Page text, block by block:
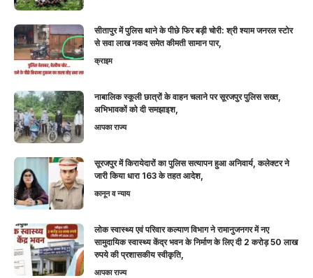
सीतापुर में पुलिस थाने के पीछे फिर बड़ी चोरी: श्री श्याम जनरल स्टोर
से सवा लाख नकद समेत कीमती सामान पार,
क्राइम
नाबालिक स्कूली छात्रों के वाहन चलाने पर सूरजपुर पुलिस सख्त,
अभिभावकों को दी समझाइश,
आपका राज्य
सूरजपुर में किरायेदारों का पुलिस सत्यापन हुआ अनिवार्य, कलेक्टर ने
जारी किया धारा 163 के तहत आदेश,
कानून व न्याय
लोक स्वास्थ्य एवं परिवार कल्याण विभाग ने रामानुजनगर में नए
सामुदायिक स्वास्थ्य केंद्र भवन के निर्माण के लिए दी 2 करोड़ 50 लाख
रुपये की प्रशासकीय स्वीकृति,
आपका राज्य